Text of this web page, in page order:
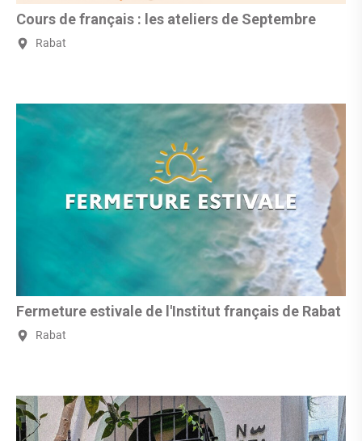
Cours de français : les ateliers de Septembre
Rabat
Fermeture estivale de l'Institut français de Rabat
Rabat